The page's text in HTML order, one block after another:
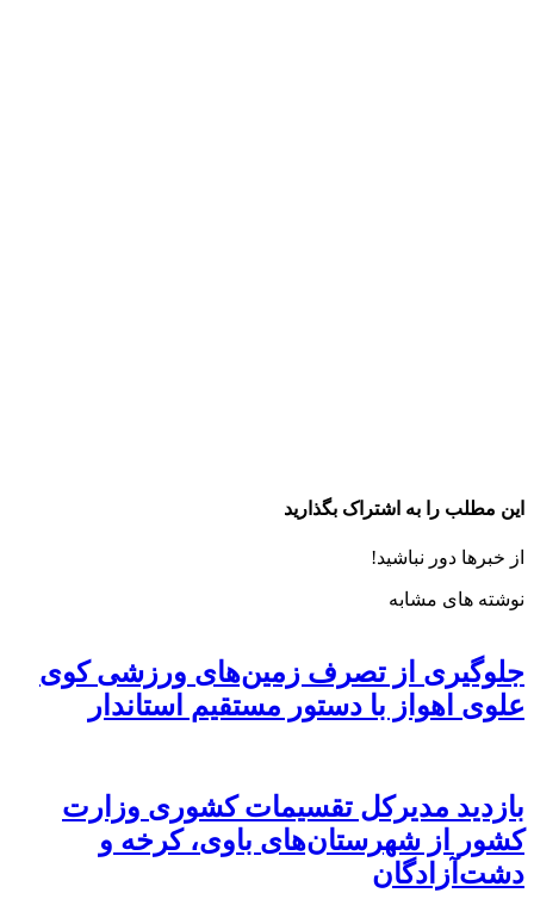
این مطلب را به اشتراک بگذارید
از خبرها دور نباشید!
نوشته های مشابه
جلوگیری از تصرف زمین‌های ورزشی کوی
علوی اهواز با دستور مستقیم استاندار
بازدید مدیرکل تقسیمات کشوری وزارت
کشور از شهرستان‌های باوی، کرخه و
دشت‌آزادگان